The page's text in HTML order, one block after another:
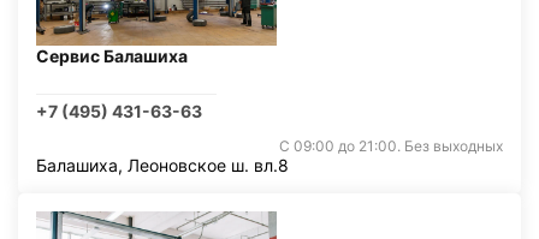
Сервис Балашиха
+7 (495) 431-63-63
С 09:00 до 21:00. Без выходных
Балашиха, Леоновское ш. вл.8